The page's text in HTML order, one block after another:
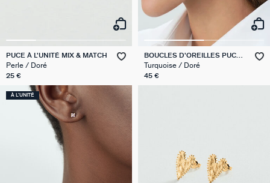
PUCE À L'UNITÉ MIX & MATCH
Perle / Doré
25 €
BOUCLES D'OREILLES PUCES
BELOVED
Turquoise / Doré
45 €
À L'UNITÉ